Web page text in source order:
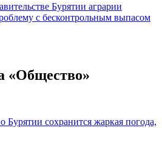
Бурятии аграрии
с бесконтрольным выпасом
«Общество»
Бурятии сохранится жаркая погода,